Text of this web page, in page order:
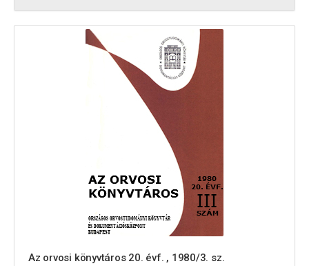
Az orvosi könyvtáros 20. évf. , 1980/3. sz.